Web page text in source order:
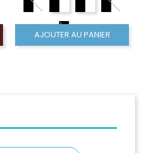
AJOUTER AU PANIER